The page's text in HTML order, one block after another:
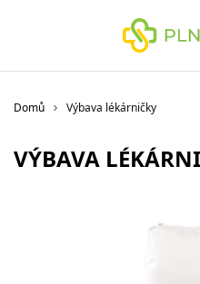
Domů Výbava lékárničky
VÝBAVA